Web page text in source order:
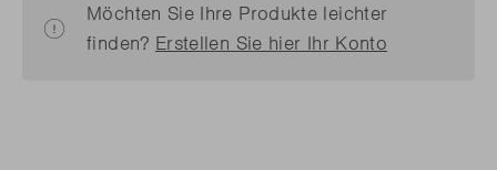
Möchten Sie Ihre Produkte leichter
finden? Erstellen Sie hier Ihr Konto